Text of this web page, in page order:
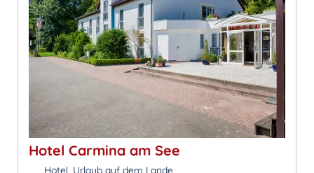
Hotel Carmina am See
Hotel, Urlaub auf dem Lande